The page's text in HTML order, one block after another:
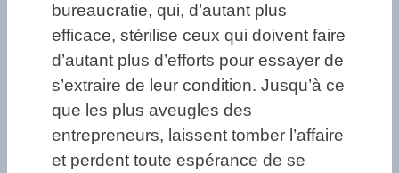
bureaucratie, qui, d’autant plus
efficace, stérilise ceux qui doivent faire
d’autant plus d’efforts pour essayer de
s’extraire de leur condition. Jusqu’à ce
que les plus aveugles des
entrepreneurs, laissent tomber l’affaire
et perdent toute espérance de se